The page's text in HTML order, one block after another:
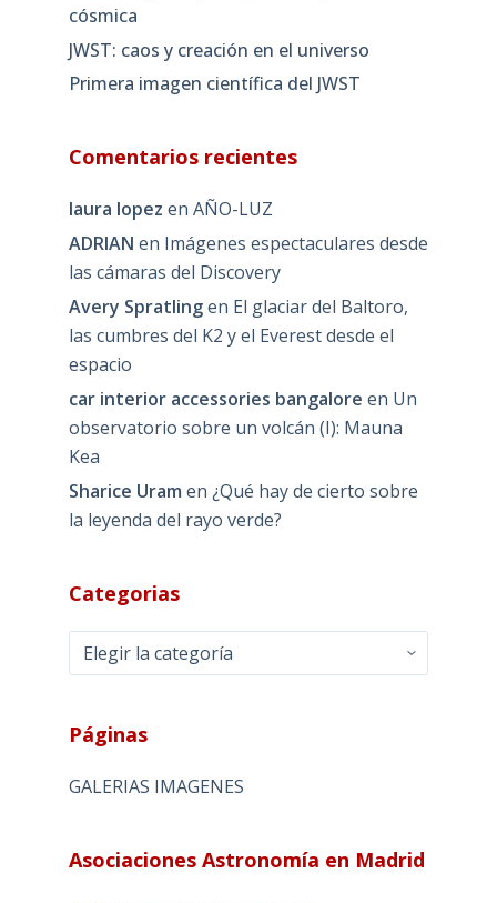
cósmica
JWST: caos y creación en el universo
Primera imagen científica del JWST
Comentarios recientes
laura lopez en AÑO-LUZ
ADRIAN en Imágenes espectaculares desde
las cámaras del Discovery
Avery Spratlingen El glaciar del Baltoro,
las cumbres del K2 y el Everest desde el
espacio
car interior accessories bangalore en Un
observatorio sobre un volcán (I): Mauna
Kea
Sharice Uram en ¿Qué hay de cierto sobre
la leyenda del rayo verde?
Categorias
Categorias
Páginas
GALERIAS IMAGENES
Asociaciones Astronomía en Madrid